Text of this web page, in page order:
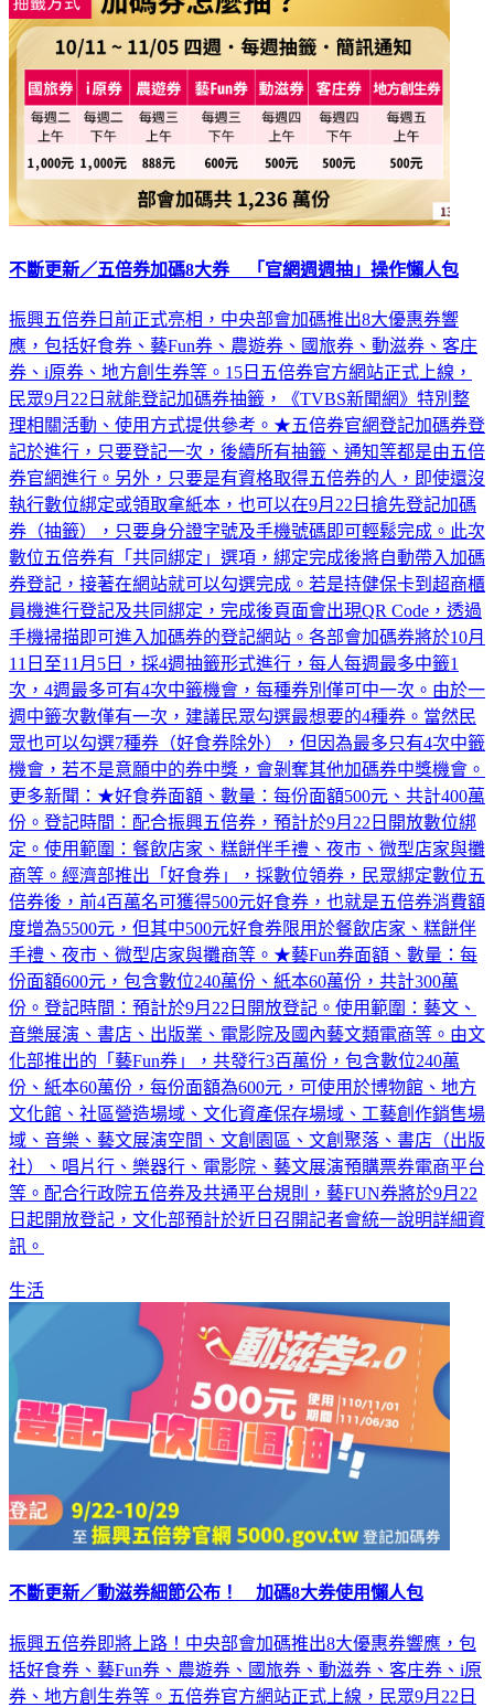
不斷更新／五倍券加碼8大券 「官網週週抽」操作懶人包
振興五倍券日前正式亮相，中央部會加碼推出8大優惠券響
應，包括好食券、藝Fun券、農遊券、國旅券、動滋券、客庄
券、i原券、地方創生券等。15日五倍券官方網站正式上線，
民眾9月22日就能登記加碼券抽籤，《TVBS新聞網》特別整
理相關活動、使用方式提供參考。★五倍券官網登記加碼券登
記於進行，只要登記一次，後續所有抽籤、通知等都是由五倍
券官網進行。另外，只要是有資格取得五倍券的人，即使還沒
執行數位綁定或領取拿紙本，也可以在9月22日搶先登記加碼
券（抽籤），只要身分證字號及手機號碼即可輕鬆完成。此次
數位五倍券有「共同綁定」選項，綁定完成後將自動帶入加碼
券登記，接著在網站就可以勾選完成。若是持健保卡到超商櫃
員機進行登記及共同綁定，完成後頁面會出現QR Code，透過
手機掃描即可進入加碼券的登記網站。各部會加碼券將於10月
11日至11月5日，採4週抽籤形式進行，每人每週最多中籤1
次，4週最多可有4次中籤機會，每種券別僅可中一次。由於一
週中籤次數僅有一次，建議民眾勾選最想要的4種券。當然民
眾也可以勾選7種券（好食券除外），但因為最多只有4次中籤
機會，若不是意願中的券中獎，會剝奪其他加碼券中獎機會。
更多新聞：★好食券面額、數量：每份面額500元、共計400萬
份。登記時間：配合振興五倍券，預計於9月22日開放數位綁
定。使用範圍：餐飲店家、糕餅伴手禮、夜市、微型店家與攤
商等。經濟部推出「好食券」，採數位領券，民眾綁定數位五
倍券後，前4百萬名可獲得500元好食券，也就是五倍券消費額
度增為5500元，但其中500元好食券限用於餐飲店家、糕餅伴
手禮、夜市、微型店家與攤商等。★藝Fun券面額、數量：每
份面額600元，包含數位240萬份、紙本60萬份，共計300萬
份。登記時間：預計於9月22日開放登記。使用範圍：藝文、
音樂展演、書店、出版業、電影院及國內藝文類電商等。由文
化部推出的「藝Fun券」，共發行3百萬份，包含數位240萬
份、紙本60萬份，每份面額為600元，可使用於博物館、地方
文化館、社區營造場域、文化資產保存場域、工藝創作銷售場
域、音樂、藝文展演空間、文創園區、文創聚落、書店（出版
社）、唱片行、樂器行、電影院、藝文展演預購票券電商平台
等。配合行政院五倍券及共通平台規則，藝FUN券將於9月22
日起開放登記，文化部預計於近日召開記者會統一說明詳細資
訊。
生活
不斷更新／動滋券細節公布！ 加碼8大券使用懶人包
振興五倍券即將上路！中央部會加碼推出8大優惠券響應，包
括好食券、藝Fun券、農遊券、國旅券、動滋券、客庄券、i原
券、地方創生券等。五倍券官方網站正式上線，民眾9月22日